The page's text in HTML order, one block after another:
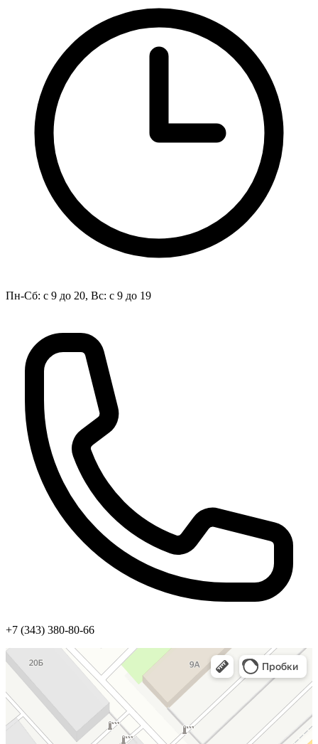
Пн-Сб: с 9 до 20, Вс: с 9 до 19
+7 (343) 380-80-66